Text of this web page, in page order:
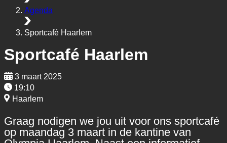
Agenda
Sportcafé Haarlem
Sportcafé Haarlem
3 maart 2025
19:10
Haarlem
Graag nodigen we jou uit voor ons sportcafé
op maandag 3 maart in de kantine van